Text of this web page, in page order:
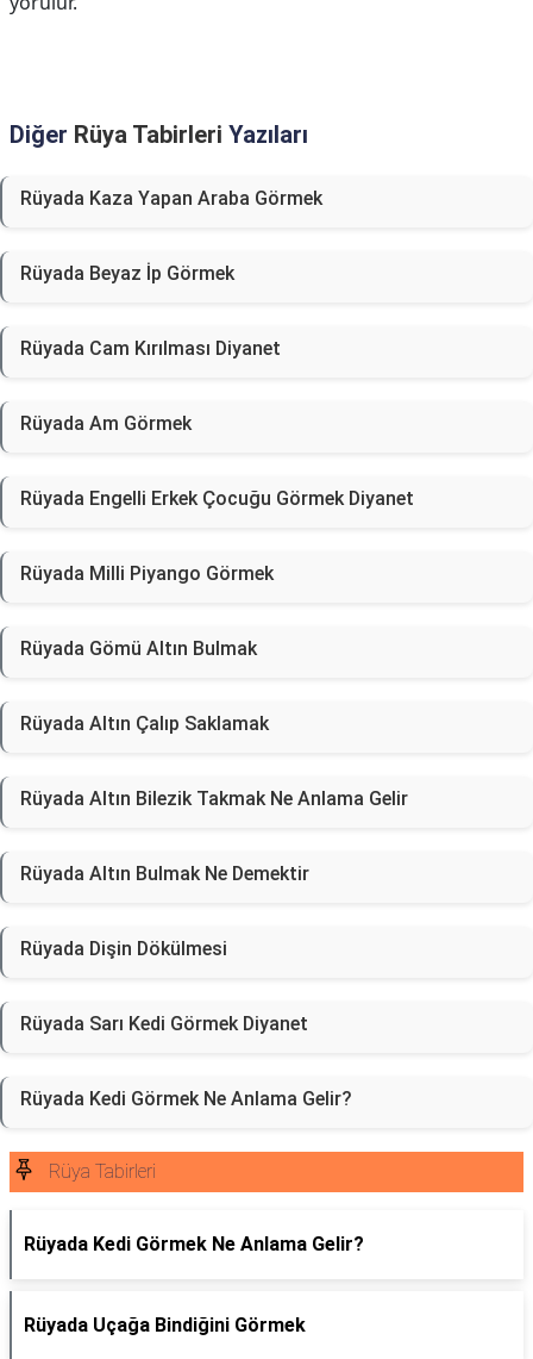
Diğer Rüya Tabirleri Yazıları
Rüyada Kaza Yapan Araba Görmek
Rüyada Beyaz İp Görmek
Rüyada Cam Kırılması Diyanet
Rüyada Am Görmek
Rüyada Engelli Erkek Çocuğu Görmek Diyanet
Rüyada Milli Piyango Görmek
Rüyada Gömü Altın Bulmak
Rüyada Altın Çalıp Saklamak
Rüyada Altın Bilezik Takmak Ne Anlama Gelir
Rüyada Altın Bulmak Ne Demektir
Rüyada Dişin Dökülmesi
Rüyada Sarı Kedi Görmek Diyanet
Rüyada Kedi Görmek Ne Anlama Gelir?
Rüya Tabirleri
Rüyada Kedi Görmek Ne Anlama Gelir?
Rüyada Uçağa Bindiğini Görmek